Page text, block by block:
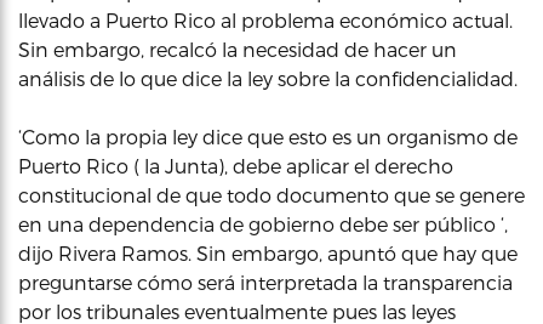
llevado a Puerto Rico al problema económico actual.
Sin embargo, recalcó la necesidad de hacer un
análisis de lo que dice la ley sobre la confidencialidad.
‘Como la propia ley dice que esto es un organismo de
Puerto Rico ( la Junta), debe aplicar el derecho
constitucional de que todo documento que se genere
en una dependencia de gobierno debe ser público ‘,
dijo Rivera Ramos. Sin embargo, apuntó que hay que
preguntarse cómo será interpretada la transparencia
por los tribunales eventualmente pues las leyes